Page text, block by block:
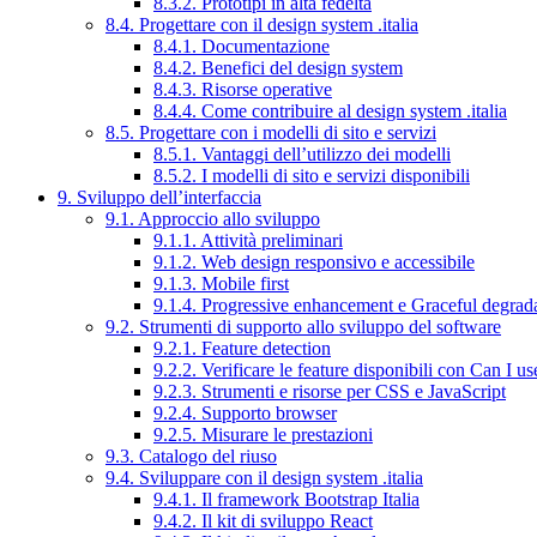
8.4. Progettare con il design system .italia
8.4.1. Documentazione
8.4.2. Benefici del design system
8.4.3. Risorse operative
8.4.4. Come contribuire al design system .italia
8.5. Progettare con i modelli di sito e servizi
8.5.1. Vantaggi dell’utilizzo dei modelli
8.5.2. I modelli di sito e servizi disponibili
9. Sviluppo dell’interfaccia
9.1. Approccio allo sviluppo
9.1.1. Attività preliminari
9.1.2. Web design responsivo e accessibile
9.1.3. Mobile first
9.1.4. Progressive enhancement e Graceful
9.2. Strumenti di supporto allo sviluppo del software
9.2.1. Feature detection
9.2.2. Verificare le feature disponibili con Can I
9.2.3. Strumenti e risorse per CSS e JavaScript
9.2.4. Supporto browser
9.2.5. Misurare le prestazioni
9.3. Catalogo del riuso
9.4. Sviluppare con il design system .italia
9.4.1. Il framework Bootstrap Italia
9.4.2. Il kit di sviluppo React